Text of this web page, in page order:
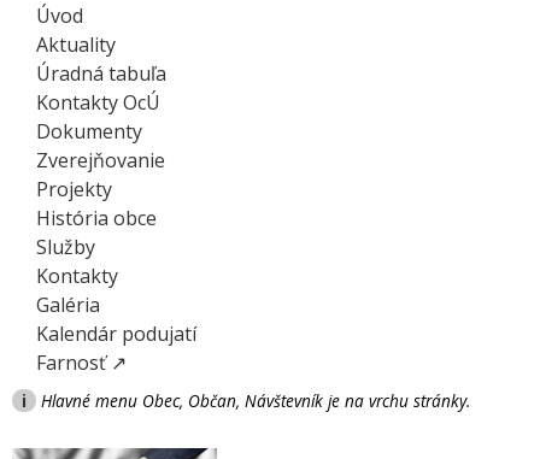
Úvod
Aktuality
Úradná tabuľa
Kontakty OcÚ
Dokumenty
Zverejňovanie
Projekty
História obce
Služby
Kontakty
Galéria
Kalendár podujatí
Farnosť ↗
i Hlavné menu Obec, Občan, Návštevník je na vrchu stránky.